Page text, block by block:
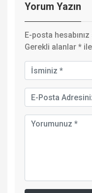
Yorum Yazın
E-posta
Gerekli alanlar *